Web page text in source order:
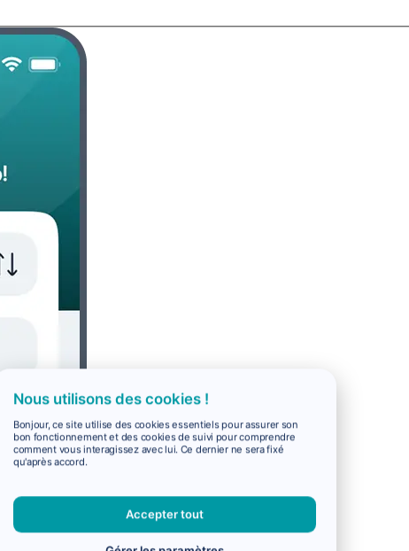
Nous utilisons des cookies !
Bonjour, ce site utilise des cookies essentiels pour assurer son
bon fonctionnement et des cookies de suivi pour comprendre
comment vous interagissez avec lui. Ce dernier ne sera fixé
qu'après accord.
Accepter tout